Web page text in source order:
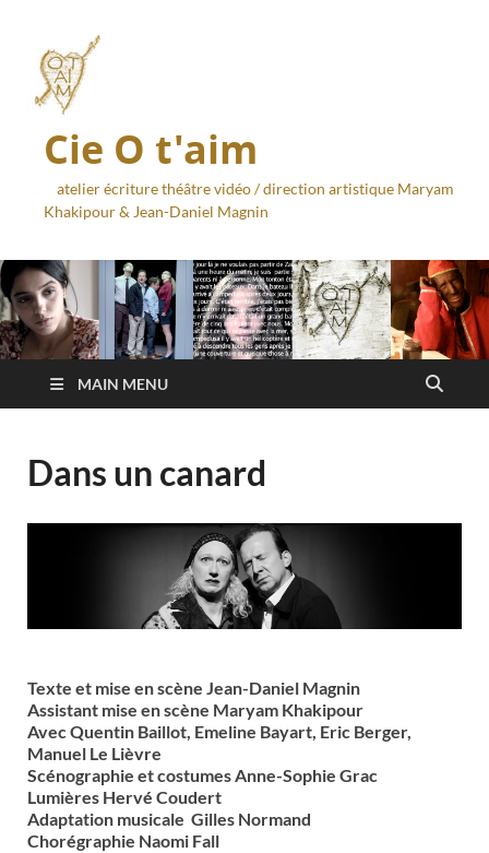
Cie O t'aim
atelier écriture théâtre vidéo / direction artistique Maryam
Khakipour & Jean-Daniel Magnin
MAIN MENU
Dans un canard
Texte et mise en scène Jean-Daniel Magnin
Assistant mise en scène Maryam Khakipour
AvecQuentin Baillot, Emeline Bayart, Eric Berger,
Manuel Le Lièvre
Scénographie et costumesAnne-Sophie Grac
Lumières Hervé Coudert
Adaptation musicale Gilles Normand
Chorégraphie Naomi Fall